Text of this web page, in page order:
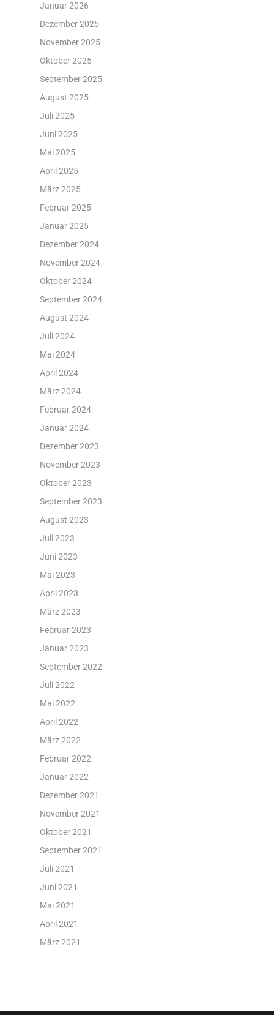
Januar 2026
Dezember 2025
November 2025
Oktober 2025
September 2025
August 2025
Juli 2025
Juni 2025
Mai 2025
April 2025
März 2025
Februar 2025
Januar 2025
Dezember 2024
November 2024
Oktober 2024
September 2024
August 2024
Juli 2024
Mai 2024
April 2024
März 2024
Februar 2024
Januar 2024
Dezember 2023
November 2023
Oktober 2023
September 2023
August 2023
Juli 2023
Juni 2023
Mai 2023
April 2023
März 2023
Februar 2023
Januar 2023
September 2022
Juli 2022
Mai 2022
April 2022
März 2022
Februar 2022
Januar 2022
Dezember 2021
November 2021
Oktober 2021
September 2021
Juli 2021
Juni 2021
Mai 2021
April 2021
März 2021